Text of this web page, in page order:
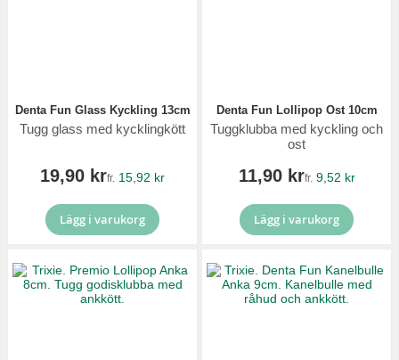
Denta Fun Glass Kyckling 13cm
Tugg glass med kycklingkött
19,90 krfr. 15,92 kr
Lägg i varukorg
Denta Fun Lollipop Ost 10cm
Tuggklubba med kyckling och
ost
11,90 krfr. 9,52 kr
Lägg i varukorg